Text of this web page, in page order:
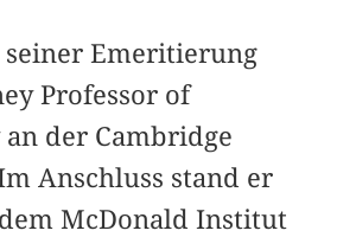
Emeritierung
Professor of
der Cambridge
Anschluss stand er
McDonald Institut